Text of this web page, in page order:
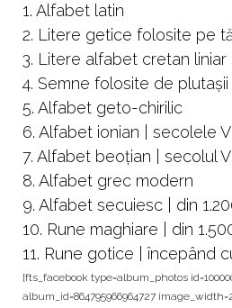
1. Alfabet latin
2. Litere getice folosite pe
3. Litere alfabet cretan liniar
4. Semne folosite de
5. Alfabet geto-chirilic
6. Alfabet ionian | secolele
7. Alfabet beoţian | secolul
8. Alfabet grec modern
9. Alfabet secuiesc | din
10. Rune maghiare | din
11. Rune gotice | începând
[fts_facebook type=album_photos
album_id=864795966964727